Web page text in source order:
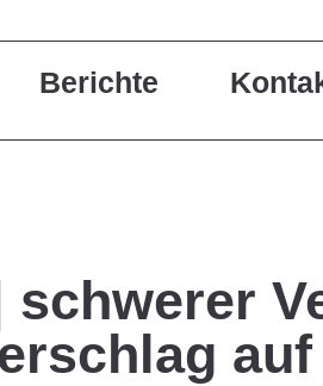
Berichte
schwerer